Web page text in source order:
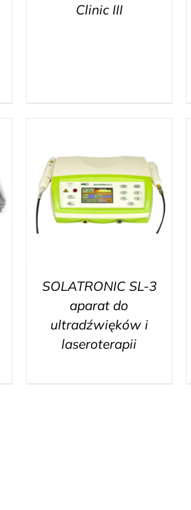
Clinic III
SOLATRONIC SL-3
aparat do
ultradźwięków i
laseroterapii